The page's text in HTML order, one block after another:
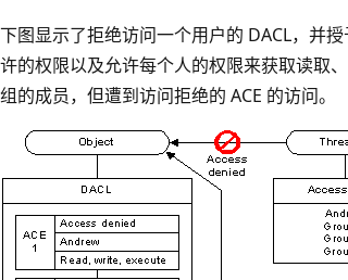
下图显示了拒绝访问一个用户的 DACL，并
许的权限以及允许每个人的权限来获取读取
组的成员，但遭到访问拒绝的 ACE 的访问。